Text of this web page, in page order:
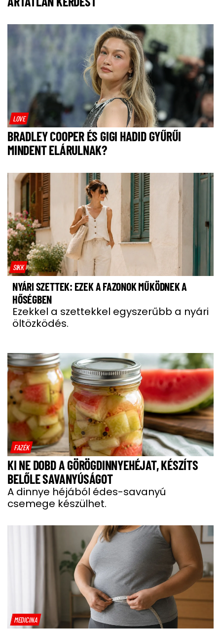
LOVE
BRADLEY COOPER ÉS GIGI HADID GYŰRŰI
MINDENT ELÁRULNAK?
SIKK
NYÁRI SZETTEK: EZEK A FAZONOK MŰKÖDNEK A
HŐSÉGBEN
Ezekkel a szettekkel egyszerűbb a nyári
öltözködés.
FAZÉK
KI NE DOBD A GÖRÖGDINNYEHÉJAT, KÉSZÍTS
BELŐLE SAVANYÚSÁGOT
A dinnye héjából édes-savanyú
csemege készülhet.
MEDICINA